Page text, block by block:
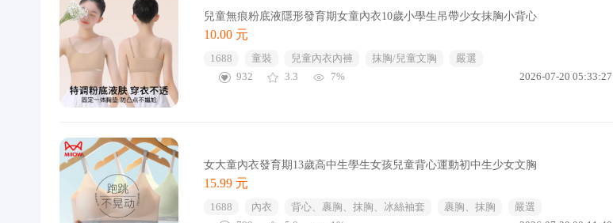
兒童無痕粉底液隱形發育期女童內衣10歲小學生吊帶少女抹胸小背心
10.00 元
1688 童裝 兒童內衣內褲 抹胸/兒童文胸
嚴選
932
3.3 7% 2026-07-20 05:33:27
女大童內衣發育期13歲高中生學生女孩兒童背心運動初中生少女文胸
15.99 元
1688 內衣 背心、裹胸、抹胸、冰絲袖套 裹胸、抹胸
嚴選